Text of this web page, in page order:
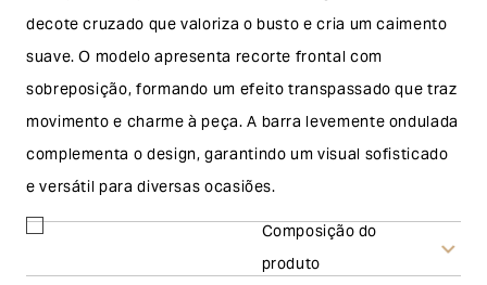
decote cruzado que valoriza o busto e cria um caimento
suave. O modelo apresenta recorte frontal com
sobreposição, formando um efeito transpassado que traz
movimento e charme à peça. A barra levemente ondulada
complementa o design, garantindo um visual sofisticado
e versátil para diversas ocasiões.
Composição do
produto